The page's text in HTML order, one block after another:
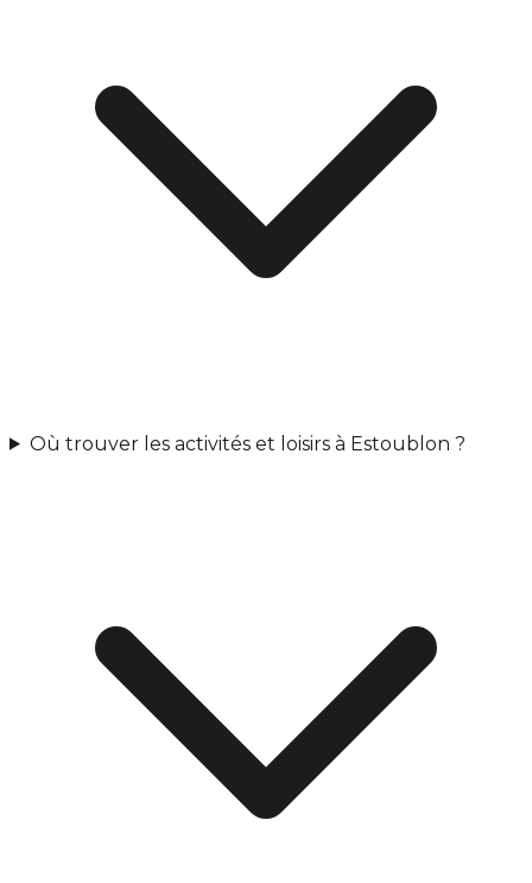
Où trouver les activités et loisirs à Estoublon ?